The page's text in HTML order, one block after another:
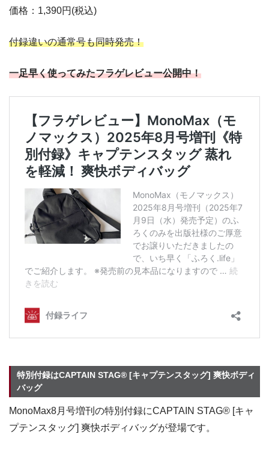
価格：1,390円(税込)
付録違いの通常号も同時発売！
一足早く使ってみたフラゲレビュー公開中！
特別付録はCAPTAIN STAG® [キャプテンスタッグ] 爽快ボディ
バッグ
MonoMax8月号増刊の特別付録にCAPTAIN STAG® [キャ
プテンスタッグ] 爽快ボディバッグが登場です。